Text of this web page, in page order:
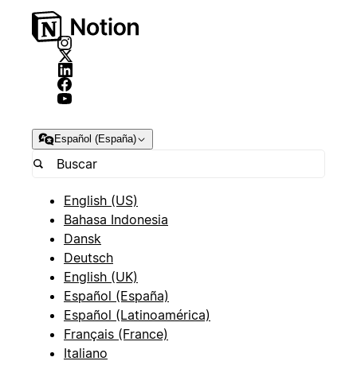
Español (España)
English (US)
Bahasa Indonesia
Dansk
Deutsch
English (UK)
Español (España)
Español (Latinoamérica)
Français (France)
Italiano